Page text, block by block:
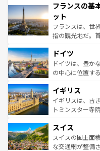
ませてくれるイ
なお、新着のイ
しい。
文化が根付くこ
れる闘牛、そし
る。首都マドリ
アートに溢れた
せる。地方によ
ンテンツ一覧を
フランスの基
ット
フランスは、世
指の観光地だ。
で、幅広い魅力
聖堂、美しいビ
から魅了する。
いる。シャンパ
香り高いラベン
らに、パリ以外
れる地方に足を
きる
を参照してほし
ドイツ
ドイツは、豊か
の中心に位置す
顔を持つこの国
ルリンの文化的
してライン川沿
は、お酒好きな人に
ドイツ情報はコ
イギリス
イギリスは、古
トミンスター寺
リアごとに異な
ティー、ビール
戦など、本場だ
スイス
スイスの国土面
な交通網が整備